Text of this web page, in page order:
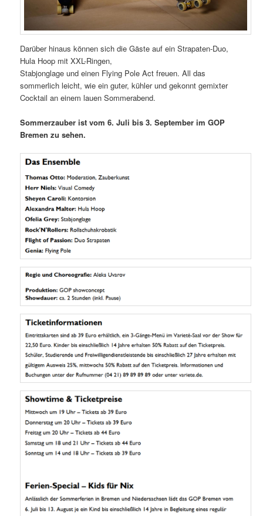
Darüber hinaus können sich die Gäste auf ein Strapaten-Duo,
Hula Hoop mit XXL-Ringen,
Stabjonglage und einen Flying Pole Act freuen. All das
sommerlich leicht, wie ein guter, kühler und gekonnt gemixter
Cocktail an einem lauen Sommerabend.
Sommerzauber ist vom 6. Juli bis 3. September im GOP
Bremen zu sehen.